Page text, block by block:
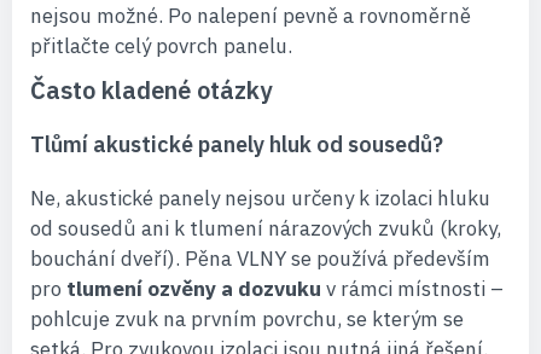
nejsou možné. Po nalepení pevně a rovnoměrně
přitlačte celý povrch panelu.
Často kladené otázky
Tlůmí akustické panely hluk od sousedů?
Ne, akustické panely nejsou určeny k izolaci hluku
od sousedů ani k tlumení nárazových zvuků (kroky,
bouchání dveří). Pěna VLNY se používá především
pro tlumení ozvěny a dozvuku v rámci místnosti –
pohlcuje zvuk na prvním povrchu, se kterým se